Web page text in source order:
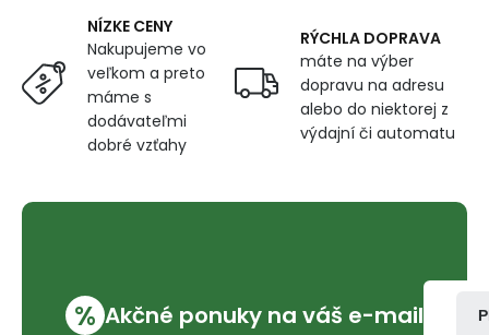
NÍZKE CENY
Nakupujeme vo
veľkom a preto
máme s
dodávateľmi
dobré vzťahy
RÝCHLA DOPRAVA
máte na výber
dopravu na adresu
alebo do niektorej z
výdajní či automatu
% Akčné ponuky na váš e-mail